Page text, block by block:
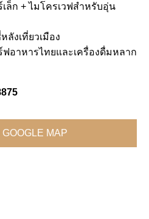
ล็ก + ไมโครเวฟสำหรับอุ่น
ลังเที่ยวเมือง
อาหารไทยและเครื่องดื่มหลาก
MAP